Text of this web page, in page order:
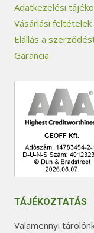
Adatkezelési
Vásárlási feltételek
Elállás a
Garancia
TÁJÉKOZTATÁS
Valamennyi